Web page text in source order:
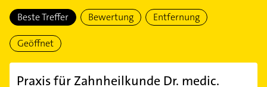
Beste Treffer Bewertung Entfernung
Geöffnet
Praxis für Zahnheilkunde Dr. medic.